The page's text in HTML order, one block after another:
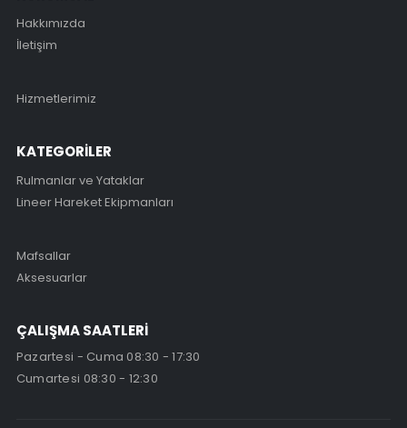
Hakkımızda
İletişim
Hizmetlerimiz
KATEGORİLER
Rulmanlar ve Yataklar
Lineer Hareket Ekipmanları
Mafsallar
Aksesuarlar
ÇALIŞMA SAATLERİ
Pazartesi - Cuma 08:30 - 17:30
Cumartesi 08:30 - 12:30